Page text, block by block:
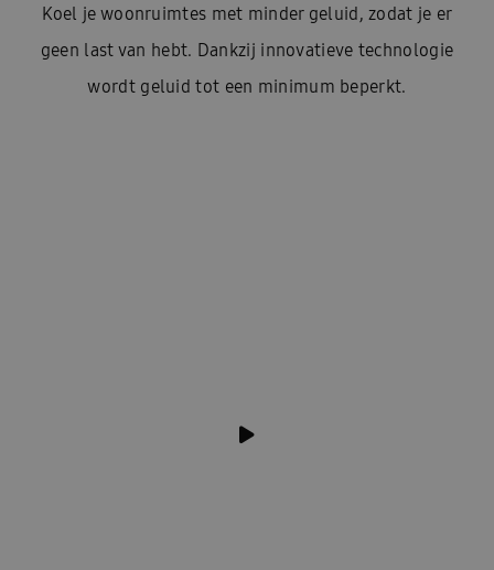
Koel je woonruimtes met minder geluid, zodat je er
geen last van hebt. Dankzij innovatieve technologie
wordt geluid tot een minimum beperkt.